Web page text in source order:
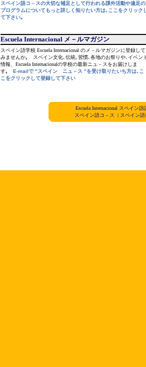
スペイン語コ－スの大切な補足として行われる課外活動や遠足の
プログラムについてもっと詳しく知りたい方は､ここをクリック
て下さい｡
Escuela Internacional メ－ルマガジン
スペイン語学校 Escuela Internacional のメ－ルマガジンに登録して
みませんか｡ スペイン文化､伝統､習慣､各地のお祭りや､イベン
情報、Escuela Internacionalの学校の最新ニュ－スをお届けしま
す｡ E-mailで"スペイン ニュ－ス "を受け取りたいち方は､こ
こをクリックして登録して下さい
Escuela Internacional スペイン
スペイン語コ－ス
| スペイン